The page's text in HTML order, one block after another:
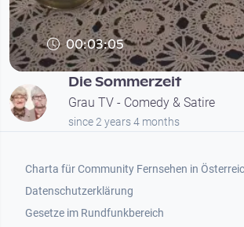
00:03:05
Die Sommerzeit
Grau TV - Comedy & Satire
since 2 years 4 months
Footer 1
Charta für Community Fernsehen in
Datenschutzerklärung
Gesetze im Rundfunkbereich